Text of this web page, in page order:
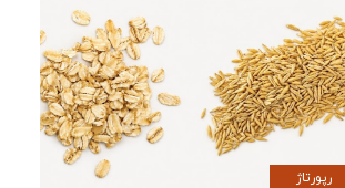
رپورتاژ